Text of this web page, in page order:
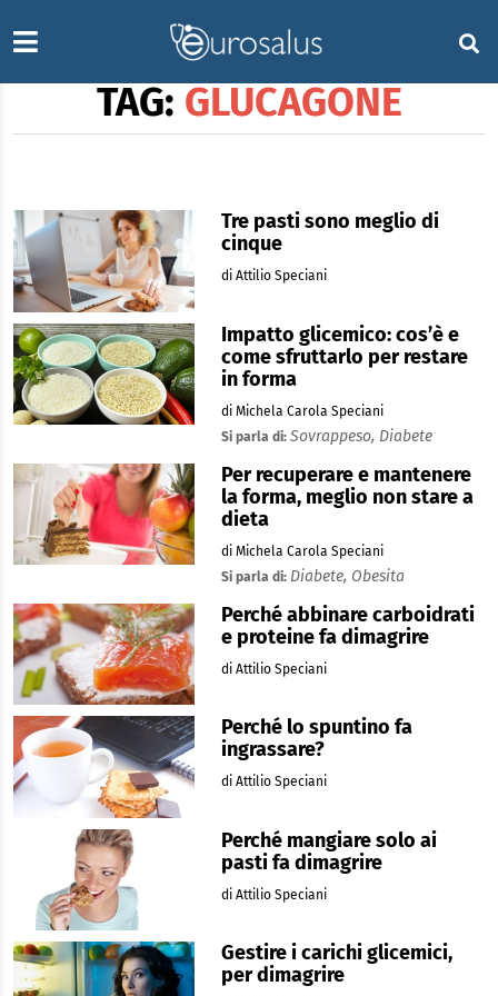
TAG: GLUCAGONE
Tre pasti sono meglio di
cinque
di Attilio Speciani
Impatto glicemico: cos’è e
come sfruttarlo per restare
in forma
di Michela Carola Speciani
Si parla di: Sovrappeso, Diabete
Per recuperare e mantenere
la forma, meglio non stare a
dieta
di Michela Carola Speciani
Si parla di: Diabete, Obesita
Perché abbinare carboidrati
e proteine fa dimagrire
di Attilio Speciani
Perché lo spuntino fa
ingrassare?
di Attilio Speciani
Perché mangiare solo ai
pasti fa dimagrire
di Attilio Speciani
Gestire i carichi glicemici,
per dimagrire